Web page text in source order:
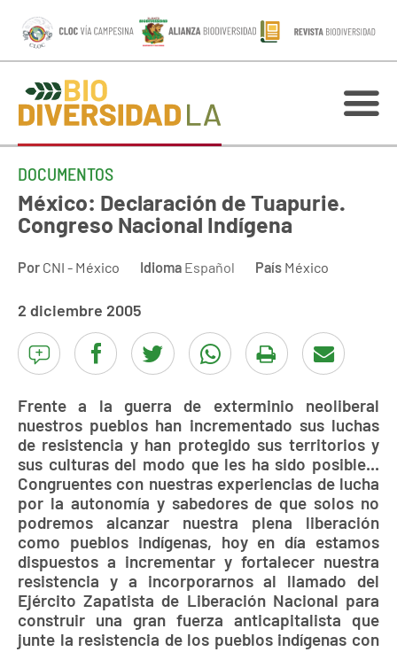
DOCUMENTOS
México: Declaración de Tuapurie.
Congreso Nacional Indígena
Por CNI - México Idioma Español País México
2 diciembre 2005
Frente a la guerra de exterminio neoliberal
nuestros pueblos han incrementado sus luchas
de resistencia y han protegido sus territorios y
sus culturas del modo que les ha sido posible...
Congruentes con nuestras experiencias de lucha
por la autonomía y sabedores de que solos no
podremos alcanzar nuestra plena liberación
como pueblos indígenas, hoy en día estamos
dispuestos a incrementar y fortalecer nuestra
resistencia y a incorporarnos al llamado del
Ejército Zapatista de Liberación Nacional para
construir una gran fuerza anticapitalista que
junte la resistencia de los pueblos indígenas con